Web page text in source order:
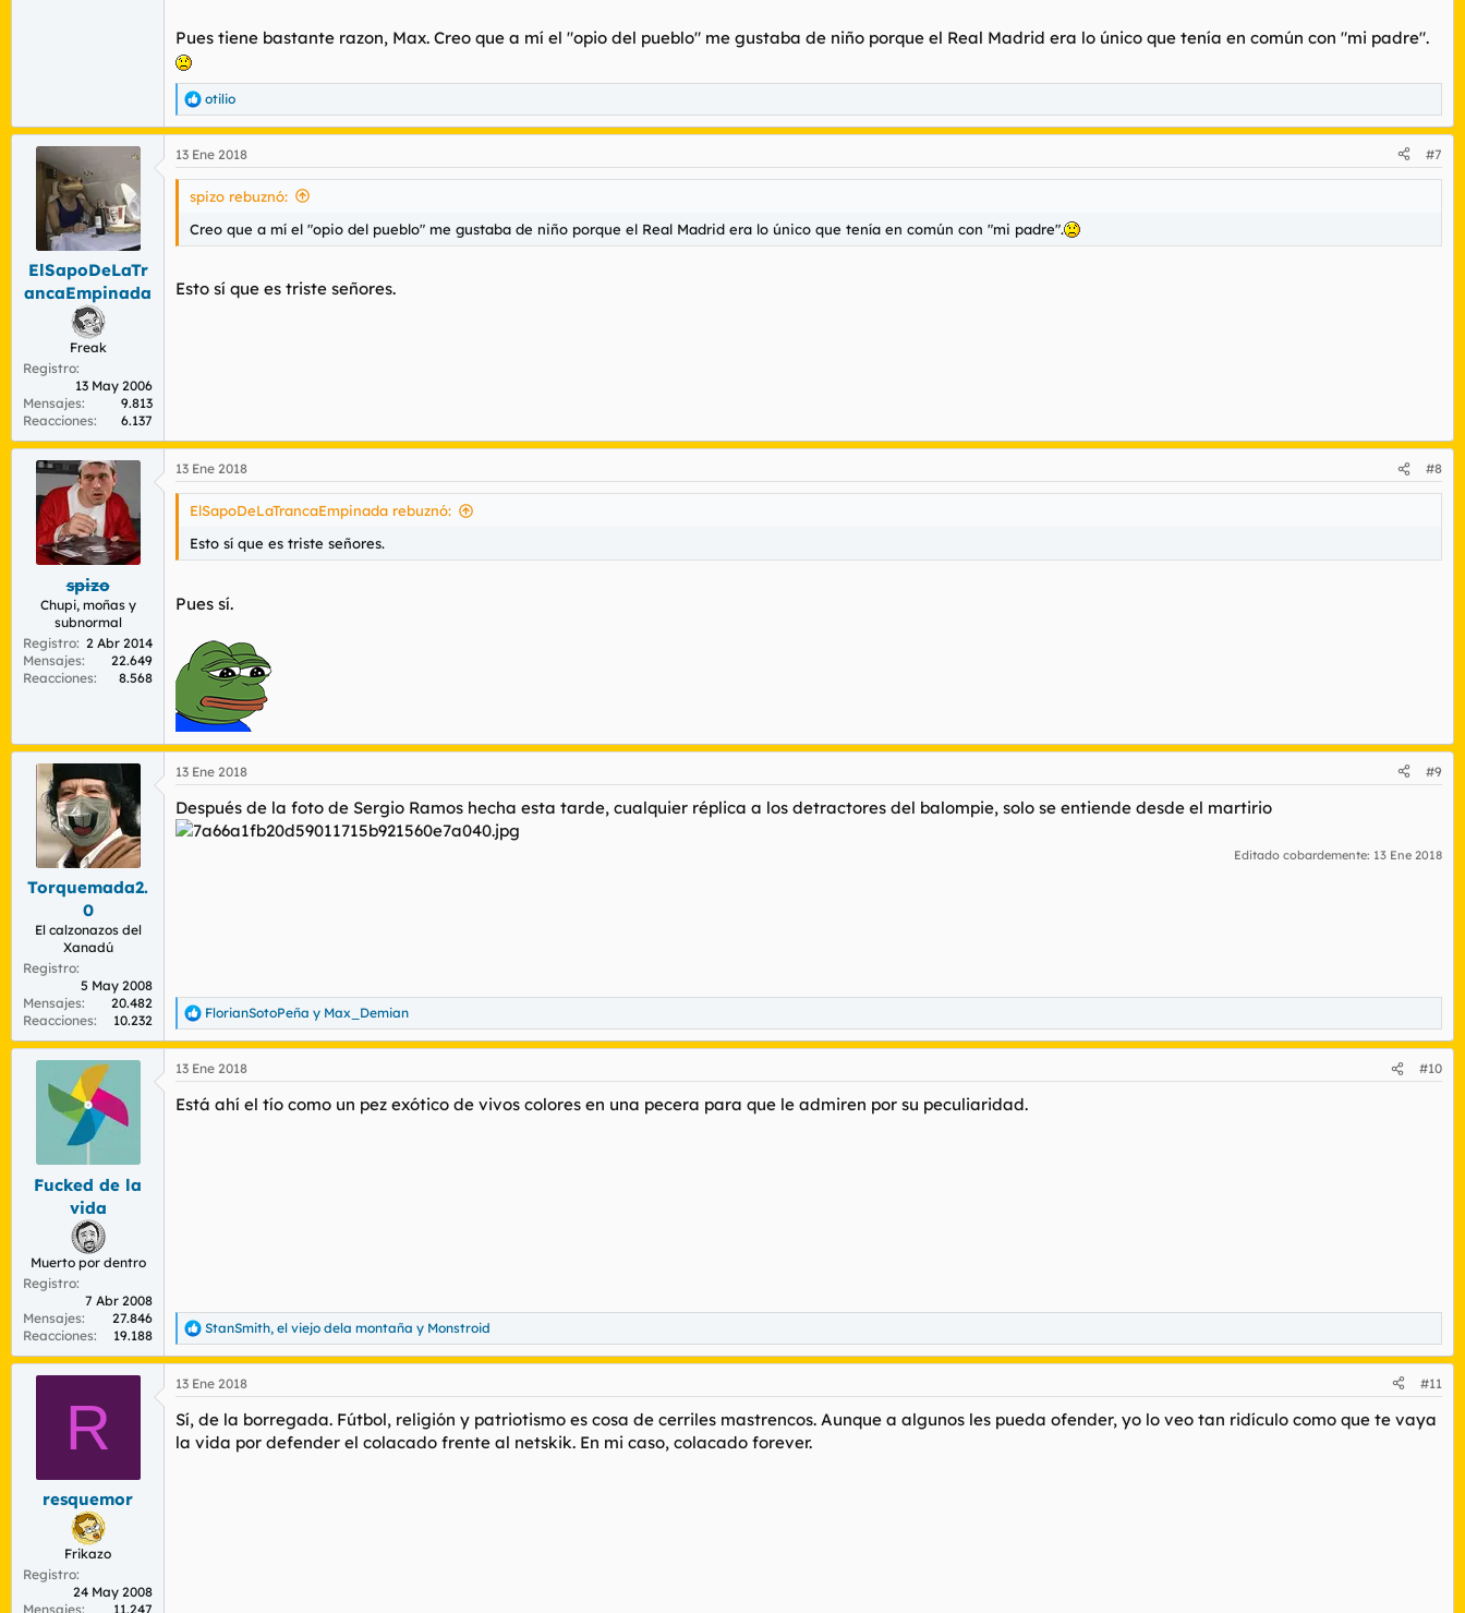
entienden verdaderamente de fútbol. A tal punto llega su desmesura y contumacia.
En fin, que es una de las cosas que nunca entenderé, porque no son racionales. Tendríamos que echar mano de teorías psicológicas en las que entran en juego fuerzas pulsionales
que se proyectan y se subliman...
Estúpidos terrícolas.
Pues tiene bastante razon, Max. Creo que a mí el "opio del pueblo" me gustaba de niño porque el Real Madrid era lo único que tenía en común con "mi padre".
R
e
a
c
c
n
e
:
otilio
ElSapoDeLaTr
ancaEmpinada
Freak
Registro
13 May 2006
Mensajes
9.813
Reacciones
6.137
13 Ene 2018 #7
spizo rebuznó:
Creo que a mí el "opio del pueblo" me gustaba de niño porque el Real Madrid era lo único que tenía en común con "mi padre".
Esto sí que es triste señores.
spizo
Chupi, moñas y
subnormal
Registro 2 Abr 2014
Mensajes
22.649
Reacciones
8.568
13 Ene 2018 #8
ElSapoDeLaTrancaEmpinada rebuznó:
Esto sí que es triste señores.
Pues sí.
Torquemada2.
0
El calzonazos del
Xanadú
Registro
5 May 2008
Mensajes
20.482
Reacciones
10.232
13 Ene 2018 #9
Después de la foto de Sergio Ramos hecha esta tarde, cualquier réplica a los detractores del balompie, solo se entiende desde el martirio
Editado cobardemente: 13 Ene 2018
R
e
a
c
i
FlorianSotoPeña y Max_Demian
Fucked de la
vida
Muerto por dentro
Registro
7 Abr 2008
Mensajes
27.846
Reacciones
19.188
13 Ene 2018 #10
Está ahí el tío como un pez exótico de vivos colores en una pecera para que le admiren por su peculiaridad.
R
e
a
c
i
o
StanSmith, el viejo dela montaña y Monstroid
R
resquemor
Frikazo
Registro
24 May 2008
Mensajes
11.247
13 Ene 2018 #11
Sí, de la borregada. Fútbol, religión y patriotismo es cosa de cerriles mastrencos. Aunque a algunos les pueda ofender, yo lo veo tan ridículo como que te vaya
la vida por defender el colacado frente al netskik. En mi caso, colacado forever.